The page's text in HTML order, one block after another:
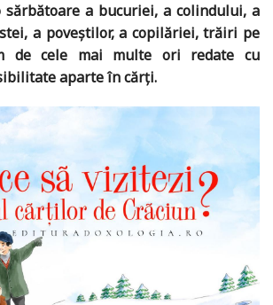
sărbătoare a bucuriei, a colindului, a
a poveștilor, a copilăriei, trăiri pe
de cele mai multe ori redate cu
aparte în cărți.